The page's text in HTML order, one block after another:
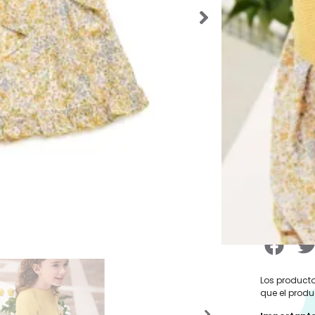
.
SKU:41293
Ropa,
Etiquetas:
Verano,
verano
Este
Los
que el